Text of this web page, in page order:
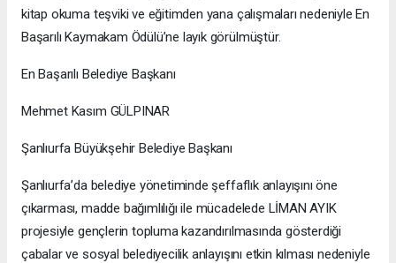
kitap okuma teşviki ve eğitimden yana çalışmaları nedeniyle En
Başarılı Kaymakam Ödülü’ne layık görülmüştür.
En Başarılı Belediye Başkanı
Mehmet Kasım GÜLPINAR
Şanlıurfa Büyükşehir Belediye Başkanı
Şanlıurfa’da belediye yönetiminde şeffaflık anlayışını öne
çıkarması, madde bağımlılığı ile mücadelede LİMAN AYIK
projesiyle gençlerin topluma kazandırılmasında gösterdiği
çabalar ve sosyal belediyecilik anlayışını etkin kılması nedeniyle